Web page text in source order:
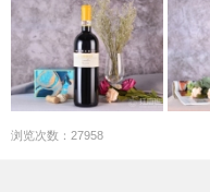
浏览次数：27958